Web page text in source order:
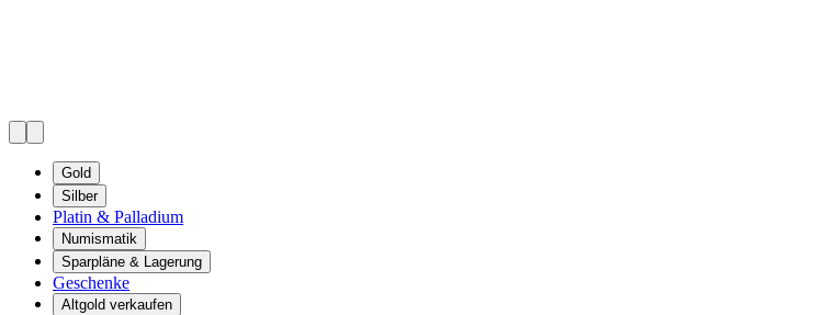
Gold
Silber
Platin & Palladium
Numismatik
Sparpläne & Lagerung
Geschenke
Altgold verkaufen